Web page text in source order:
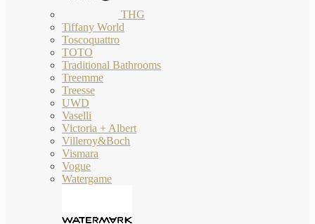
THG
Tiffany World
Toscoquattro
TOTO
Traditional Bathrooms
Treemme
Treesse
UWD
Vaselli
Victoria + Albert
Villeroy&Boch
Vismara
Vogue
Watergame